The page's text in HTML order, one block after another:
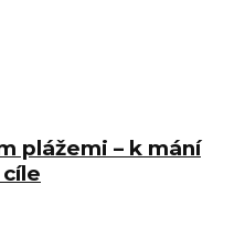
plážemi – k mání